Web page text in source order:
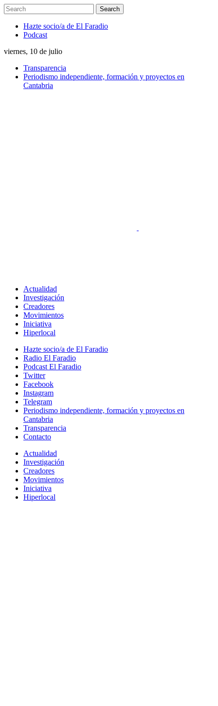
Hazte socio/a de El Faradio
Podcast
viernes, 10 de julio
Transparencia
Periodismo independiente, formación y proyectos en
Cantabria
Actualidad
Investigación
Creadores
Movimientos
Iniciativa
Hiperlocal
Hazte socio/a de El Faradio
Radio El Faradio
Podcast El Faradio
Twitter
Facebook
Instagram
Telegram
Periodismo independiente, formación y proyectos en
Cantabria
Transparencia
Contacto
Actualidad
Investigación
Creadores
Movimientos
Iniciativa
Hiperlocal